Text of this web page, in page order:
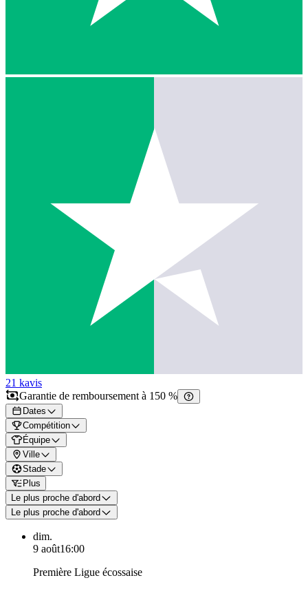
21 kavis
Garantie de remboursement à 150 %
Dates
Compétition
Équipe
Ville
Stade
Plus
Le plus proche d'abord
Le plus proche d'abord
dim.
9 août16:00
Première Ligue écossaise